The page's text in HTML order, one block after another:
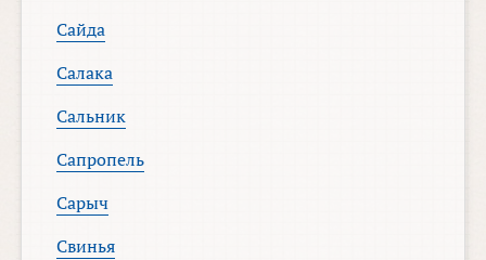
Сайда
Салака
Сальник
Сапропель
Сарыч
Свинья